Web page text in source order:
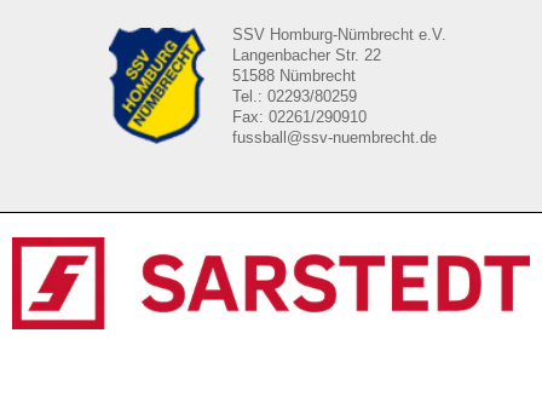
SSV Homburg-Nümbrecht e.V.
Langenbacher Str. 22
51588 Nümbrecht
Tel.: 02293/80259
Fax: 02261/290910
fussball@ssv-nuembrecht.de